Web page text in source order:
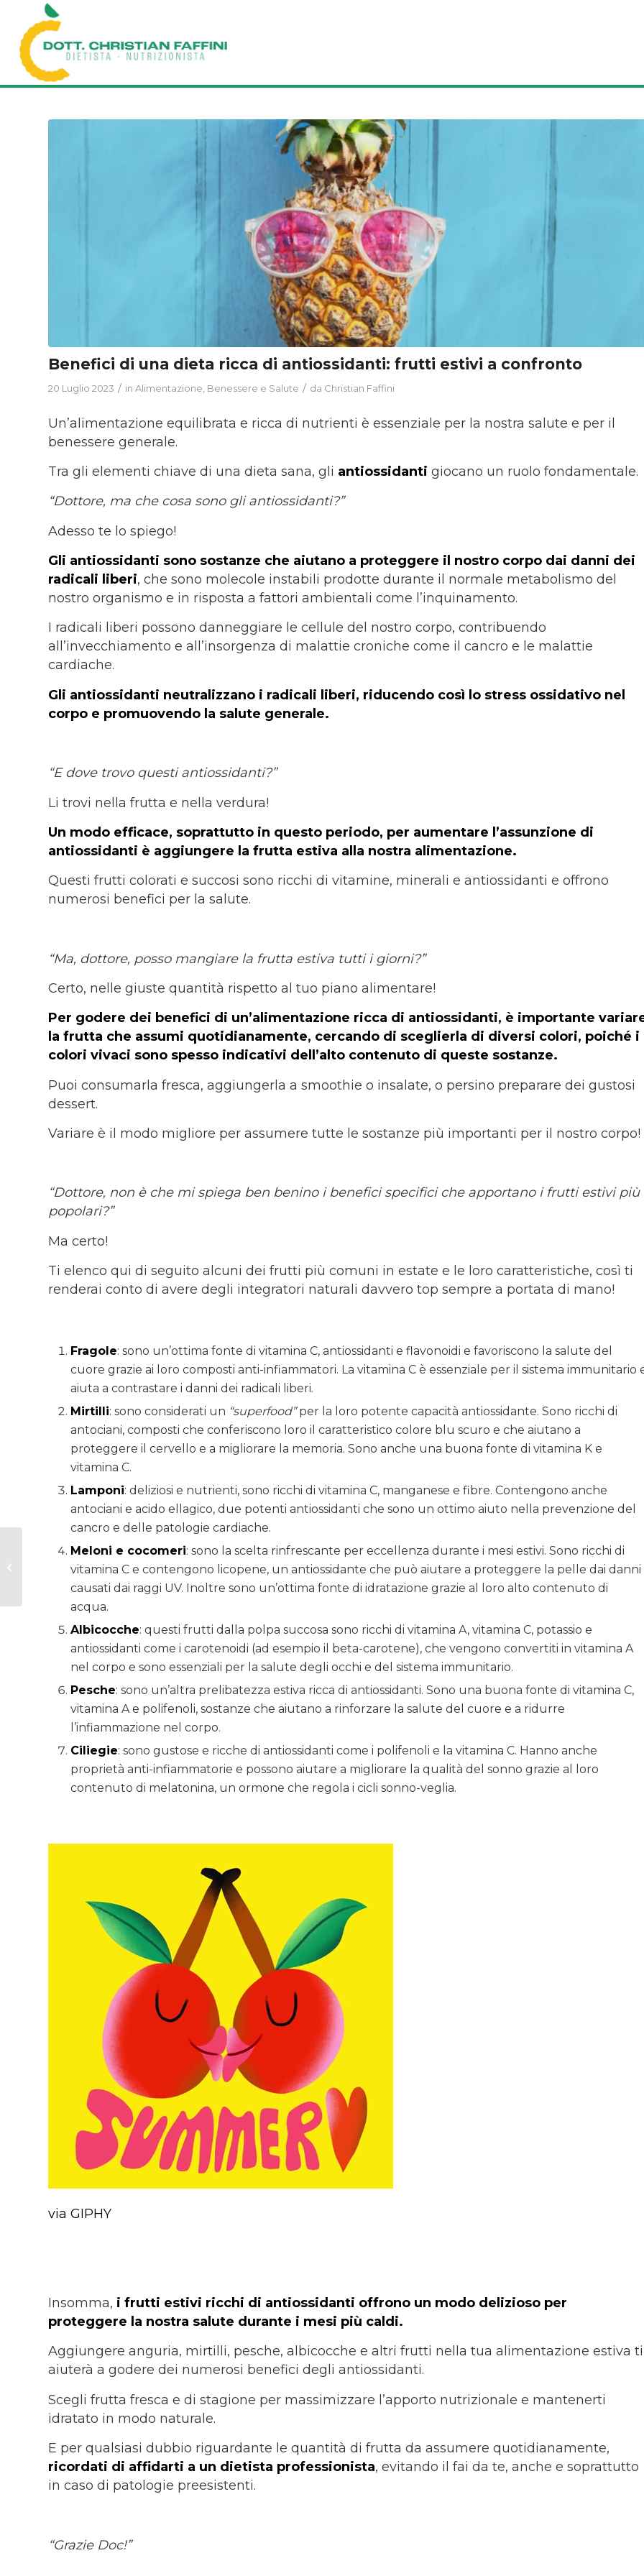
Benefici di una dieta ricca di antiossidanti: frutti estivi a confronto
20 Luglio 2023 / in Alimentazione Benessere e Salute / da Christian Faffini
Un’alimentazione equilibrata e ricca di nutrienti è essenziale per la nostra salute e per il
benessere generale.
Tra gli elementi chiave di una dieta sana, gli antiossidanti giocano un ruolo fondamentale.
“Dottore, ma che cosa sono gli antiossidanti?”
Adesso te lo spiego!
Gli antiossidanti sono sostanze che aiutano a proteggere il nostro corpo dai danni dei
radicali liberi, che sono molecole instabili prodotte durante il normale metabolismo del
nostro organismo e in risposta a fattori ambientali come l’inquinamento.
I radicali liberi possono danneggiare le cellule del nostro corpo, contribuendo
all’invecchiamento e all’insorgenza di malattie croniche come il cancro e le malattie
cardiache.
Gli antiossidanti neutralizzano i radicali liberi, riducendo così lo stress ossidativo nel
corpo e promuovendo la salute generale.
“E dove trovo questi antiossidanti?”
Li trovi nella frutta e nella verdura!
Un modo efficace, soprattutto in questo periodo, per aumentare l’assunzione di
antiossidanti è aggiungere la frutta estiva alla nostra alimentazione.
Questi frutti colorati e succosi sono ricchi di vitamine, minerali e antiossidanti e offrono
numerosi benefici per la salute.
“Ma, dottore, posso mangiare la frutta estiva tutti i giorni?”
Certo, nelle giuste quantità rispetto al tuo piano alimentare!
Per godere dei benefici di un’alimentazione ricca di antiossidanti, è importante
la frutta che assumi quotidianamente, cercando di sceglierla di diversi colori, poiché i
colori vivaci sono spesso indicativi dell’alto contenuto di queste sostanze.
Puoi consumarla fresca, aggiungerla a smoothie o insalate, o persino preparare dei gustosi
dessert.
Variare è il modo migliore per assumere tutte le sostanze più importanti per il nostro corpo!
“Dottore, non è che mi spiega ben benino i benefici specifici che apportano i frutti estivi più
popolari?”
Ma certo!
Ti elenco qui di seguito alcuni dei frutti più comuni in estate e le loro caratteristiche, così ti
renderai conto di avere degli integratori naturali davvero top sempre a portata di mano!
Fragole: sono un’ottima fonte di vitamina C, antiossidanti e flavonoidi e favoriscono la salute del
cuore grazie ai loro composti anti-infiammatori. La vitamina C è essenziale per il sistema immunitario
aiuta a contrastare i danni dei radicali liberi.
Mirtilli: sono considerati un “superfood”per la loro potente capacità antiossidante. Sono ricchi di
antociani, composti che conferiscono loro il caratteristico colore blu scuro e che aiutano a
proteggere il cervello e a migliorare la memoria. Sono anche una buona fonte di vitamina K e
vitamina C.
Lamponi: deliziosi e nutrienti, sono ricchi di vitamina C, manganese e fibre. Contengono anche
antociani e acido ellagico, due potenti antiossidanti che sono un ottimo aiuto nella prevenzione del
cancro e delle patologie cardiache.
Meloni e cocomeri: sono la scelta rinfrescante per eccellenza durante i mesi estivi. Sono ricchi di
vitamina C e contengono licopene, un antiossidante che può aiutare a proteggere la pelle dai danni
causati dai raggi UV. Inoltre sono un’ottima fonte di idratazione grazie al loro alto contenuto di
acqua.
Albicocche: questi frutti dalla polpa succosa sono ricchi di vitamina A, vitamina C, potassio e
antiossidanti come i carotenoidi (ad esempio il beta-carotene), che vengono convertiti in vitamina A
nel corpo e sono essenziali per la salute degli occhi e del sistema immunitario.
Pesche: sono un’altra prelibatezza estiva ricca di antiossidanti. Sono una buona fonte di vitamina C,
vitamina A e polifenoli, sostanze che aiutano a rinforzare la salute del cuore e a ridurre
l’infiammazione nel corpo.
Ciliegie: sono gustose e ricche di antiossidanti come i polifenoli e la vitamina C. Hanno anche
proprietà anti-infiammatorie e possono aiutare a migliorare la qualità del sonno grazie al loro
contenuto di melatonina, un ormone che regola i cicli sonno-veglia.
via GIPHY
Insomma, i frutti estivi ricchi di antiossidanti offrono un modo delizioso per
proteggere la nostra salute durante i mesi più caldi.
Aggiungere anguria, mirtilli, pesche, albicocche e altri frutti nella tua alimentazione estiva ti
aiuterà a godere dei numerosi benefici degli antiossidanti.
Scegli frutta fresca e di stagione per massimizzare l’apporto nutrizionale e mantenerti
idratato in modo naturale.
E per qualsiasi dubbio riguardante le quantità di frutta da assumere quotidianamente,
ricordati di affidarti a un dietista professionista, evitando il fai da te, anche e soprattutto
in caso di patologie preesistenti.
“Grazie Doc!”
estiva: 10 consigli per
mantenere uno stile